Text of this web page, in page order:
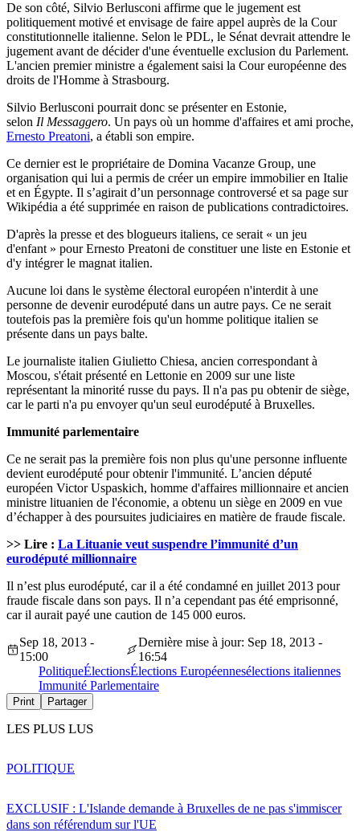
De son côté, Silvio Berlusconi affirme que le jugement est
politiquement motivé et envisage de faire appel auprès de la Cour
constitutionnelle italienne. Selon le PDL, le Sénat devrait attendre le
jugement avant de décider d'une éventuelle exclusion du Parlement.
L'ancien premier ministre a également saisi la Cour européenne des
droits de l'Homme à Strasbourg.
Silvio Berlusconi pourrait donc se présenter en Estonie,
selon Il Messaggero. Un pays où un homme d'affaires et ami proche,
Ernesto Preatoni, a établi son empire.
Ce dernier est le propriétaire de Domina Vacanze Group, une
organisation qui lui a permis de créer un empire immobilier en Italie
et en Égypte. Il s’agirait d’un personnage controversé et sa page sur
Wikipédia a été supprimée en raison de publications contradictoires.
D'après la presse et des blogueurs italiens, ce serait « un jeu
d'enfant » pour Ernesto Preatoni de constituer une liste en Estonie et
d'y intégrer le magnat italien.
Aucune loi dans le système électoral européen n'interdit à une
personne de devenir eurodéputé dans un autre pays. Ce ne serait
toutefois pas la première fois qu'un homme politique italien se
présente dans un pays balte.
Le journaliste italien Giulietto Chiesa, ancien correspondant à
Moscou, s'était présenté en Lettonie en 2009 sur une liste
représentant la minorité russe du pays. Il n'a pas pu obtenir de siège,
car le parti n'a pu envoyer qu'un seul eurodéputé à Bruxelles.
Immunité parlementaire
Ce ne serait pas la première fois non plus qu'une personne influente
devient eurodéputé pour obtenir l'immunité. L’ancien député
européen Victor Uspaskich, homme d'affaires millionnaire et ancien
ministre lituanien de l'économie, a obtenu un siège en 2009 en vue
d’échapper à des poursuites judiciaires en matière de fraude fiscale.
>> Lire : La Lituanie veut suspendre l’immunité d’un
eurodéputé millionnaire
Il n’est plus eurodéputé, car il a été condamné en juillet 2013 pour
fraude fiscale dans son pays. Il n’a cependant pas été emprisonné,
car il aurait payé une caution de 145 000 euros.
Sep 18, 2013 -
15:00
Dernière mise à jour: Sep 18, 2013 -
16:54
PolitiqueÉlectionsÉlections Européennesélections italiennes
Immunité Parlementaire
Print Partager
LES PLUS LUS
EXCLUSIF : L'Islande demande à Bruxelles de ne pas s'immiscer
dans son référendum sur l'UE
POLITIQUE